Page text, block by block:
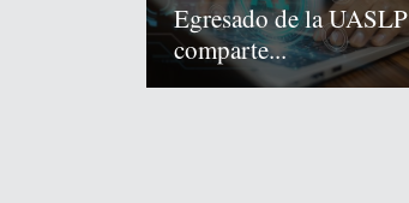
Egresado de la UASLP
comparte...